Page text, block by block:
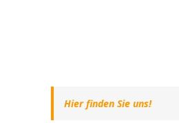
Hier finden Sie uns!